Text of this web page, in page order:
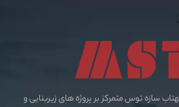
سازه توس متمرکز بر پروژه های زیربنایی و